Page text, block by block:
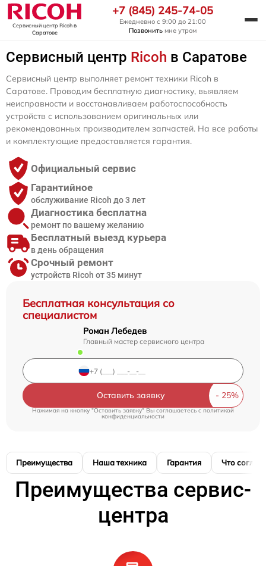
Сервисный центр Ricohв
Саратове
+7 (845) 245-74-05
Ежедневно с 9:00 до 21:00
Позвонить мне утром
Сервисный центр Ricoh в Саратове
Бесплатная консультация со
специалистом
Роман Лебедев
Главный мастер сервисного центра
Оставить заявку
Нажимая на кнопку "Оставить заявку" Вы соглашаетесь c политикой
конфиденциальности
Сервисный центр выполняет ремонт техники Ricoh в
Саратове. Проводим бесплатную диагностику, выявляем
неисправности и восстанавливаем работоспособность
устройств с использованием оригинальных или
рекомендованных производителем запчастей. На все работы
и комплектующие предоставляется гарантия.
Официальный сервис
Гарантийное
обслуживание Ricoh до 3 лет
Диагностика бесплатна
ремонт по вашему желанию
Бесплатный выезд курьера
в день обращения
Срочный ремонт
устройств Ricoh от 35 минут
Преимущества Наша техника Гарантия Что
Преимущества сервис-
центра